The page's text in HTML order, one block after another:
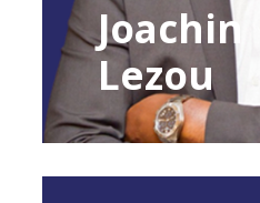
Joachin
Lezou